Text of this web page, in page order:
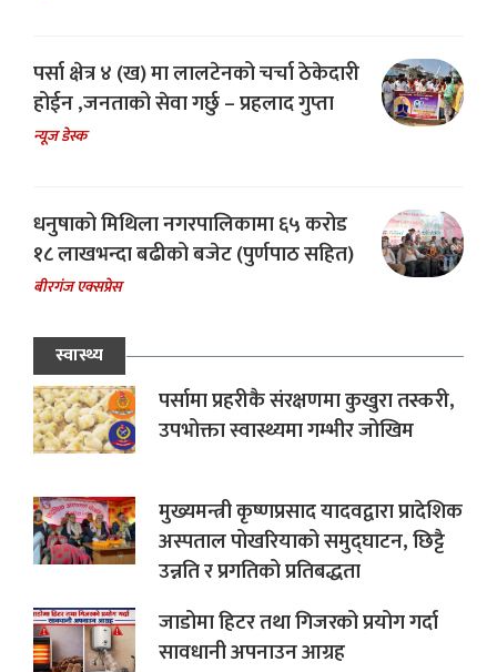
पर्सा क्षेत्र ४ (ख) मा लालटेनको चर्चा ठेकेदारी
होईन ,जनताको सेवा गर्छु – प्रहलाद गुप्ता
न्यूज डेस्क
धनुषाको मिथिला नगरपालिकामा ६५ करोड
१८ लाखभन्दा बढीको बजेट (पुर्णपाठ सहित)
बीरगंज एक्सप्रेस
स्वास्थ्य
पर्सामा प्रहरीकै संरक्षणमा कुखुरा तस्करी,
उपभोक्ता स्वास्थ्यमा गम्भीर जोखिम
मुख्यमन्त्री कृष्णप्रसाद यादवद्वारा प्रादेशिक
अस्पताल पोखरियाको समुद्घाटन, छिट्टै
उन्नति र प्रगतिको प्रतिबद्धता
जाडोमा हिटर तथा गिजरको प्रयोग गर्दा
सावधानी अपनाउन आग्रह